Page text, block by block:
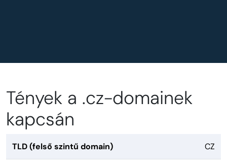
Tények a .cz-domainek
kapcsán
TLD (felső szintű domain) CZ